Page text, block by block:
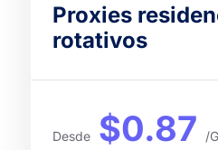
Proxies
rotativos
Desde $0.87 /